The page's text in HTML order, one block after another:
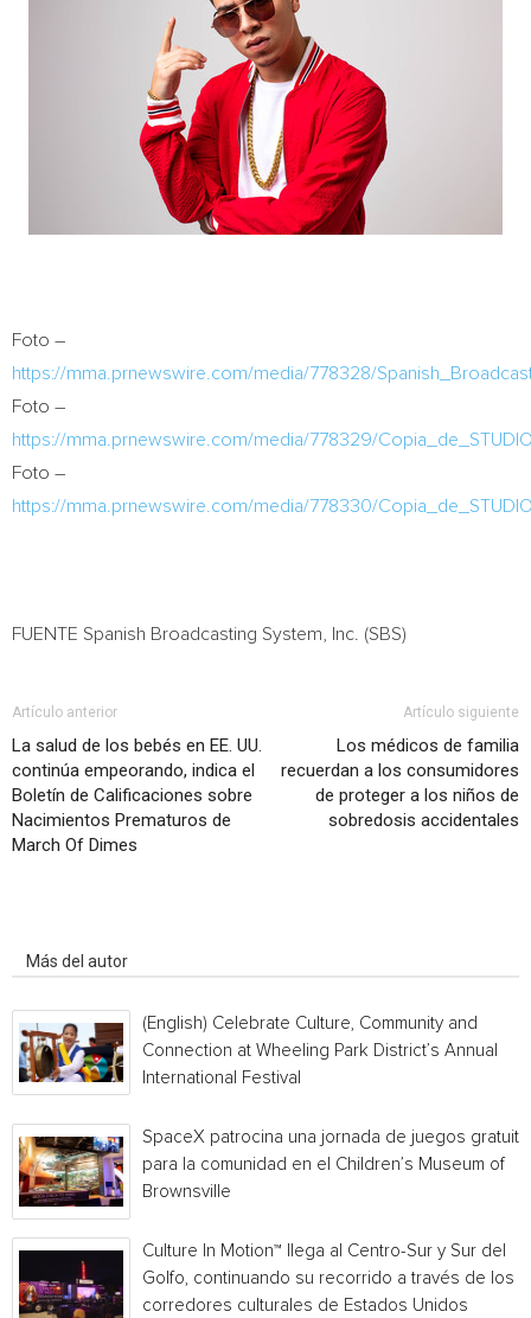
Foto –
https://mma.prnewswire.com/media/778328/
Foto –
https://mma.prnewswire.com/media/778329/
Foto –
https://mma.prnewswire.com/media/778330/
FUENTE Spanish Broadcasting System, Inc. (SBS)
Artículo anterior
La salud de los bebés en EE. UU.
continúa empeorando, indica el
Boletín de Calificaciones sobre
Nacimientos Prematuros de
March Of Dimes
Artículo siguiente
Los médicos de familia
recuerdan a los consumidores
de proteger a los niños de
sobredosis accidentales
Más del autor
(English) Celebrate Culture, Community and
Connection at Wheeling Park District’s Annual
International Festival
SpaceX patrocina una jornada de juegos gratuita
para la comunidad en el Children’s Museum of
Brownsville
Culture In Motion™ llega al Centro-Sur y Sur del
Golfo, continuando su recorrido a través de los
corredores culturales de Estados Unidos